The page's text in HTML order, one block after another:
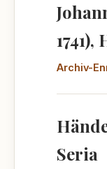
Archiv-
Seria